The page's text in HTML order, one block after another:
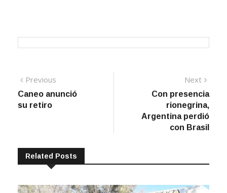
Navegación
de
Previous
post:
Caneo anunció
su retiro
Next
post:
Con presencia
rionegrina,
Argentina perdió
con Brasil
Related Posts